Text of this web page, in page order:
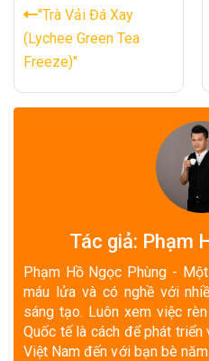
"Trà Vải Đá Xay
(Lychee Green Tea
Freeze)"
Tác giả: Phạm
Phạm Hồ Ngọc Phùng -
máu lửa và có nghề với
sáng tạo. Luôn xem việc
Quốc tế là cách để phát triển
Việt Nam đến với bạn bè